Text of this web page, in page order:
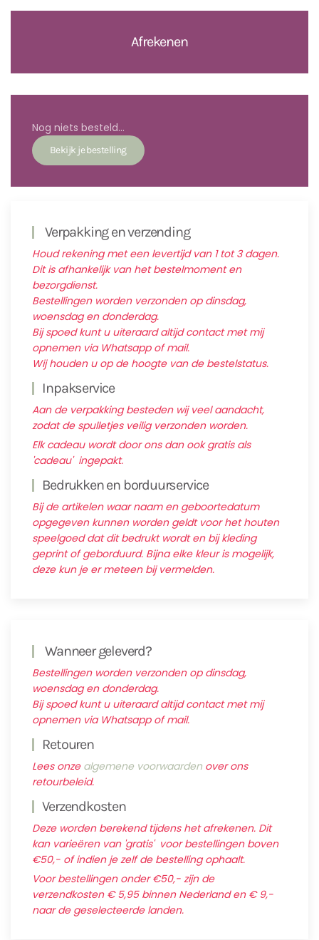
Afrekenen
Nog niets besteld...
Verpakking en verzending
Houd rekening met een levertijd van 1 tot 3 dagen.
Dit is afhankelijk van het bestelmoment en
bezorgdienst.
Bestellingen worden verzonden op dinsdag,
woensdag en donderdag.
Bij spoed kunt u uiteraard altijd contact met mij
opnemen via Whatsapp of mail.
Wij houden u op de hoogte van de bestelstatus.
Inpakservice
Aan de verpakking besteden wij veel aandacht,
zodat de spulletjes veilig verzonden worden.
Elk cadeau wordt door ons dan ook gratis als
'cadeau' ingepakt.
Bedrukken en borduurservice
Bij de artikelen waar naam en geboortedatum
opgegeven kunnen worden geldt voor het houten
speelgoed dat dit bedrukt wordt en bij kleding
geprint of geborduurd. Bijna elke kleur is mogelijk,
deze kun je er meteen bij vermelden.
Wanneer geleverd?
Bestellingen worden verzonden op dinsdag,
woensdag en donderdag.
Bij spoed kunt u uiteraard altijd contact met mij
opnemen via Whatsapp of mail.
Retouren
Lees onze algemene voorwaarden over ons
retourbeleid.
Verzendkosten
Deze worden berekend tijdens het afrekenen. Dit
kan varieëren van 'gratis' voor bestellingen boven
€50,- of indien je zelf de bestelling ophaalt.
Voor bestellingen onder €50,- zijn de
verzendkosten € 5,95 binnen Nederland en € 9,-
naar de geselecteerde landen.